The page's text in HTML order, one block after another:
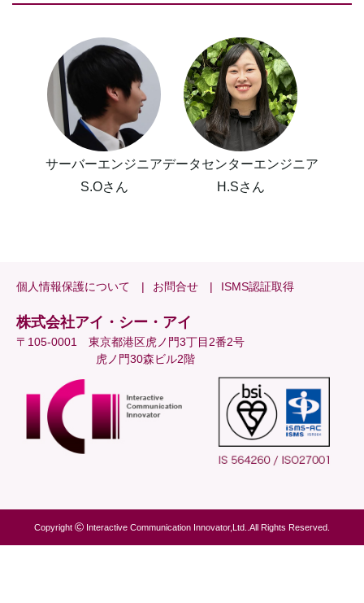
サーバーエンジニア
S.Oさん
データセンターエンジニア
H.Sさん
個人情報保護について お問合せ ISMS認証取得
株式会社アイ・シー・アイ
〒105-0001 東京都港区虎ノ門3丁目2番2号
虎ノ門30森ビル2階
Copyright Interactive Communication Innovator,Ltd..All Rights Reserved.